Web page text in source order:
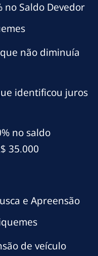
no Saldo Devedor
não diminuía
identificou juros
no saldo
35.000
e Apreensão
de veículo